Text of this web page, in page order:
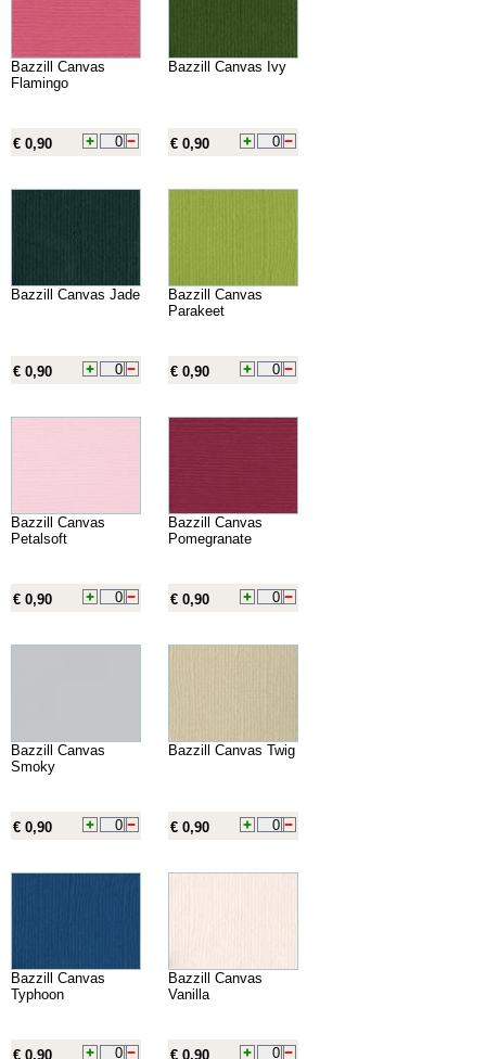
Bazzill Canvas
Flamingo
€ 0,90
Bazzill Canvas Ivy
€ 0,90
Bazzill Canvas Jade
€ 0,90
Bazzill Canvas
Parakeet
€ 0,90
Bazzill Canvas
Petalsoft
€ 0,90
Bazzill Canvas
Pomegranate
€ 0,90
Bazzill Canvas
Smoky
€ 0,90
Bazzill Canvas Twig
€ 0,90
Bazzill Canvas
Typhoon
€ 0,90
Bazzill Canvas
Vanilla
€ 0,90